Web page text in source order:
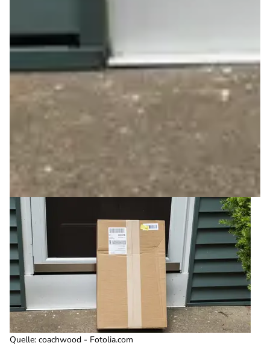
Quelle: coachwood - Fotolia.com